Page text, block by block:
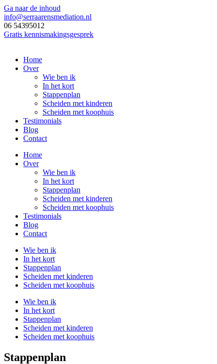
Ga naar de inhoud
info@serraarensmediation.nl
06 54395012
Gratis kennismakingsgesprek
Home
Over
Wie ben ik
In het kort
Stappenplan
Scheiden met kinderen
Scheiden met koophuis
Testimonials
Blog
Contact
Home
Over
Wie ben ik
In het kort
Stappenplan
Scheiden met kinderen
Scheiden met koophuis
Testimonials
Blog
Contact
Wie ben ik
In het kort
Stappenplan
Scheiden met kinderen
Scheiden met koophuis
Wie ben ik
In het kort
Stappenplan
Scheiden met kinderen
Scheiden met koophuis
Stappenplan